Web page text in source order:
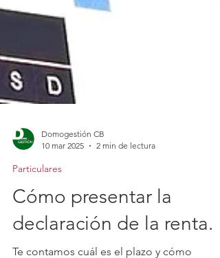
10 mar 2025
2 min de lectura
Particulares
Cómo presentar la